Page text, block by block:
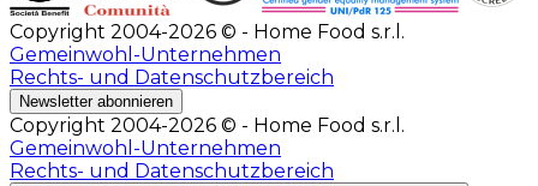
Copyright 2004-2026 © - Home Food s.r.l.
Gemeinwohl-Unternehmen
Rechts- und Datenschutzbereich
Newsletter abonnieren
Copyright 2004-2026 © - Home Food s.r.l.
Gemeinwohl-Unternehmen
Rechts- und Datenschutzbereich